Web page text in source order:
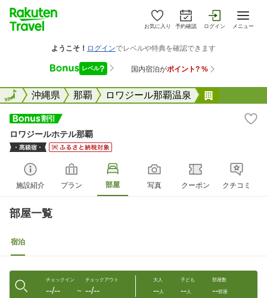
お気に入り 予約確認 ログイン メニュー
全国沖縄県 那覇 ロワジール那覇温泉
全国
ロワジールホテル那覇
施設紹介 プラン 部屋 写真 クーポン クチコミ
部屋一覧
宿泊
チェックイン
--/-- 〜
チェックアウト
--/--
大人
--人
子ども
--人
部屋数
--部屋